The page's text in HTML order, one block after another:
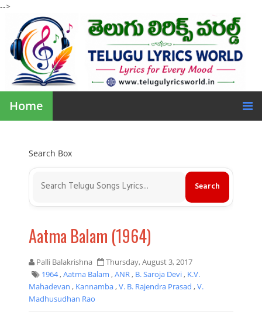
-->
Home
Search Box
Aatma Balam (1964)
Palli Balakrishna
Thursday, August 3, 2017
1964,Aatma Balam ,ANR, B. Saroja Devi, K.V.
Mahadevan , Kannamba,V. B. Rajendra Prasad ,V.
Madhusudhan Rao